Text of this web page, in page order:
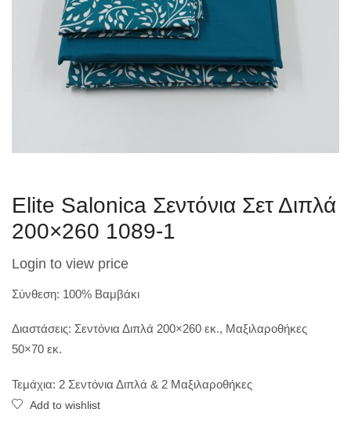
Elite Salonica Σεντόνια Σετ Διπλά
200×260 1089-1
Login to view price
Σύνθεση: 100% Βαμβάκι
Διαστάσεις: Σεντόνια Διπλά 200×260 εκ., Μαξιλαροθήκες
50×70 εκ.
Τεμάχια: 2 Σεντόνια Διπλά & 2 Μαξιλαροθήκες
Add to wishlist